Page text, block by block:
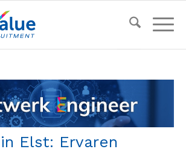
Elst: Ervaren